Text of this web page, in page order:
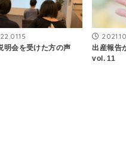
明会を受けた方の声
出産報告
vol. 11